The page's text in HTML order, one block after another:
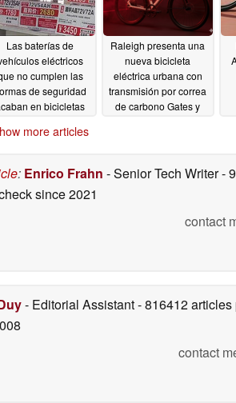
Las baterías de
eléctricos
no cumplen las
de seguridad
en bicicletas
lucha contra los
desguace
06/19/2026
Raleigh presenta una
nueva bicicleta
eléctrica urbana con
transmisión por correa
de carbono Gates y
more articles
: Enrico Frahn - Senior Tech Writer-
since 2021
contact
- Editorial Assistant- 816412
contact